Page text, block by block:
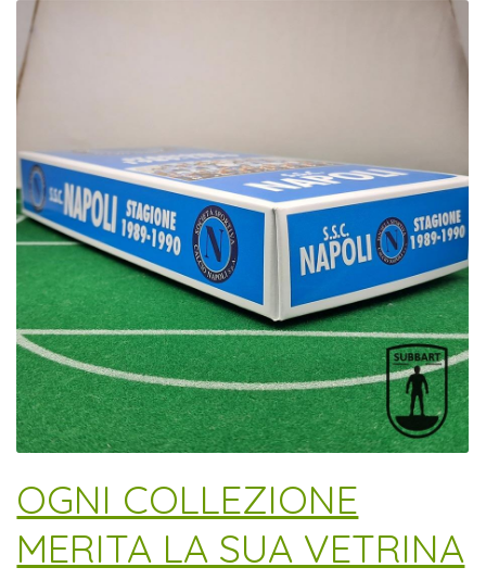
​OGNI COLLEZIONE
MERITA LA SUA VETRINA